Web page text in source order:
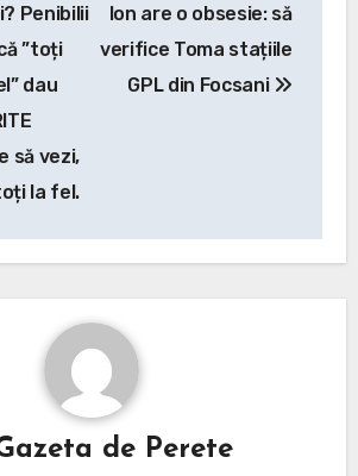
Penibilii
”toți
dau
să vezi,
la fel.
Ion are o obsesie: să
verifice Toma stațiile
GPL din Focsani
de Perete